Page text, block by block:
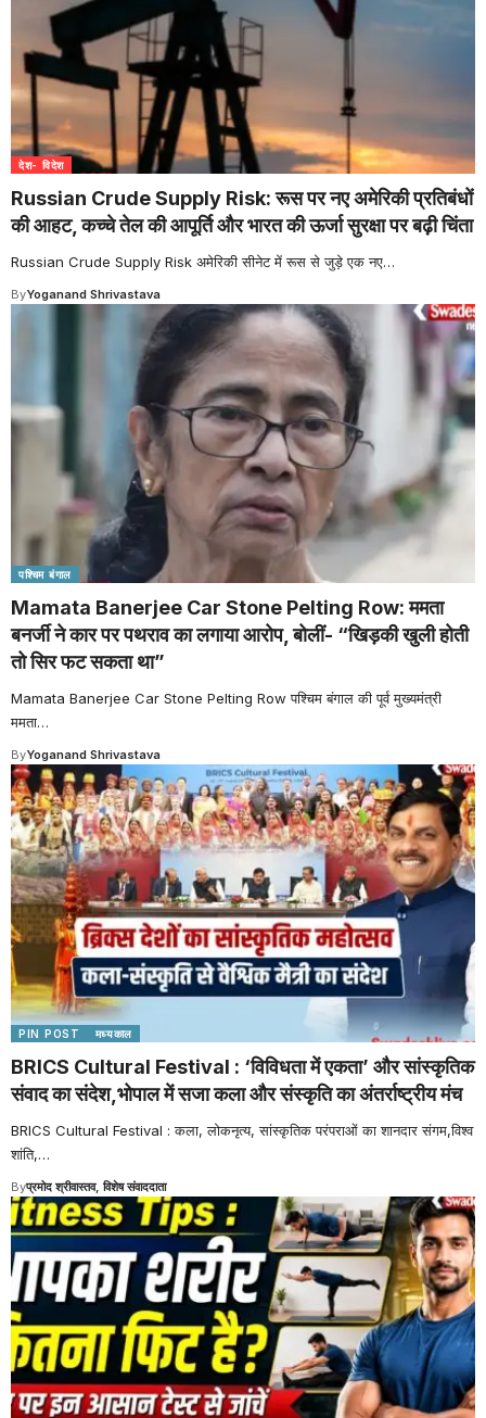
देश- विदेश
Russian Crude Supply Risk: रूस पर नए अमेरिकी प्रतिबंधों
की आहट, कच्चे तेल की आपूर्ति और भारत की ऊर्जा सुरक्षा पर बढ़ी चिंता
Russian Crude Supply Risk अमेरिकी सीनेट में रूस से जुड़े एक नए…
ByYoganand Shrivastava
पश्चिम बंगाल
Mamata Banerjee Car Stone Pelting Row: ममता
बनर्जी ने कार पर पथराव का लगाया आरोप, बोलीं- “खिड़की खुली होती
तो सिर फट सकता था”
Mamata Banerjee Car Stone Pelting Row पश्चिम बंगाल की पूर्व मुख्यमंत्री
ममता…
ByYoganand Shrivastava
PIN POST मध्यकाल
BRICS Cultural Festival : ‘विविधता में एकता’ और सांस्कृतिक
संवाद का संदेश,भोपाल में सजा कला और संस्कृति का अंतर्राष्ट्रीय मंच
BRICS Cultural Festival : कला, लोकनृत्य, सांस्कृतिक परंपराओं का शानदार संगम,विश्व
शांति,…
Byप्रमोद श्रीवास्तव, विशेष संवाददाता